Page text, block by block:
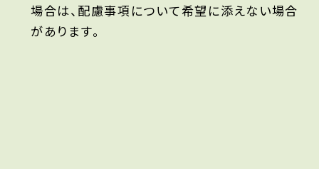
場合は、配慮事項について希望に添えない場合
があります。